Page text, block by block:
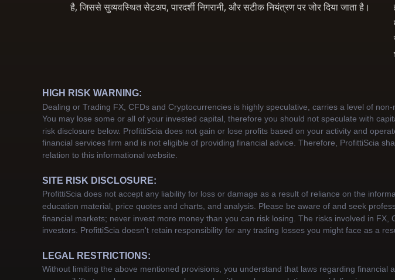
है, जिससे सुव्यवस्थित सेटअप, पारदर्शी निगरानी, और सटीक नियंत्रण पर जोर दिया जाता है।